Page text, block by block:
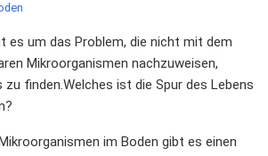
es um das Problem, die nicht mit dem
Mikroorganismen nachzuweisen,
zu finden.Welches ist die Spur des Lebens
im Boden gibt es einen